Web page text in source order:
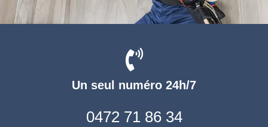
Un seul numéro 24h/7
0472 71 86 34